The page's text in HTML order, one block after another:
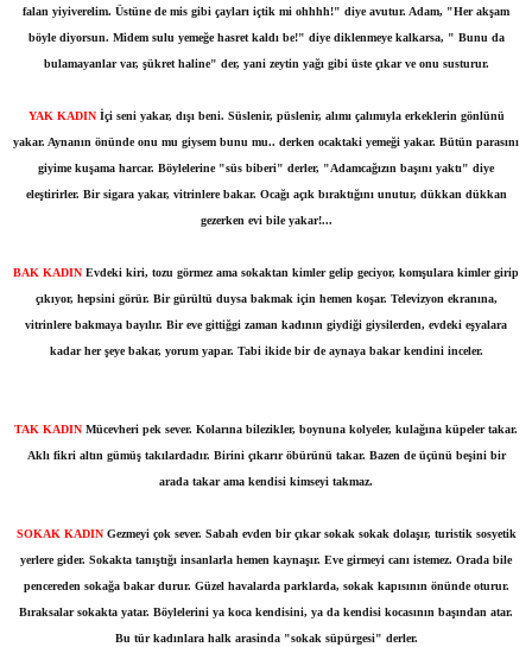
falan yiyiverelim. Üstüne de mis gibi çayları içtik mi ohhhh!" diyeavutur. Adam, "Her akşam
böyle diyorsun. Midem sulu yemeğehasret kaldı be!" diye diklenmeye kalkarsa, " Bunu da
bulamayanlar var, şükret haline" der, yani zeytin yağı gibi üste çıkar ve onu susturur.
YAK KADIN İçi seni yakar, dışı beni. Süslenir, püslenir, alımı çalımıyla erkeklerin gönlünü
yakar. Aynanın önünde onu mu giysem bunu mu.. derken ocaktaki yemeği yakar. Bütün parasını
giyimekuşama harcar. Böylelerine "süs biberi" derler, "Adamcağızın başını yaktı" diye
eleştirirler. Bir sigara yakar, vitrinlerebakar. Ocağı açık bıraktığını unutur, dükkan dükkan
gezerken evi bile yakar!...
BAK KADIN Evdeki kiri, tozu görmez ama sokaktan kimler gelip geciyor, komşulara kimler girip
çıkıyor, hepsini görür. Bir gürültü duysa bakmak için hemen koşar. Televizyon ekranına,
vitrinlerebakmaya bayılır. Bir eve gittiğgi zaman kadının giydiği giysilerden, evdeki eşyalara
kadar her şeye bakar, yorum yapar. Tabi ikide bir de aynaya bakar kendini inceler.
TAK KADIN Mücevheri pek sever. Kolarına bilezikler, boynuna kolyeler, kulağına küpeler takar.
Aklı fikri altın gümüş takılardadır. Birini çıkarır öbürünü takar. Bazen de üçünü beşini bir
arada takar ama kendisi kimseyi takmaz.
SOKAK KADIN Gezmeyi çok sever. Sabah evden bir çıkarsokak sokak dolaşır, turistik sosyetik
yerlere gider. Sokakta tanıştığı insanlarla hemen kaynaşır. Eve girmeyi canı istemez. Orada bile
pencereden sokağa bakar durur. Güzel havalarda parklarda, sokak kapısının önünde oturur.
Bıraksalar sokakta yatar. Böylelerini ya koca kendisini, ya da kendisi kocasının başından atar.
Bu tür kadınlara halk arasinda "sokak süpürgesi" derler.